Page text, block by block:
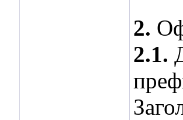
2.
2.1.